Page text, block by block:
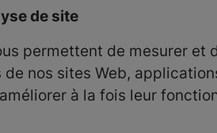
de site
permettent de mesurer et
de nos sites Web,
à la fois leur